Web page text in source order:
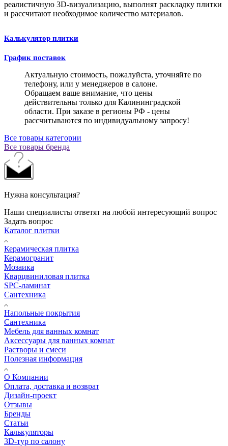
реалистичную 3D-визуализацию, выполнят раскладку плитки
и рассчитают необходимое количество материалов.
Калькулятор плитки
График поставок
Актуальную стоимость, пожалуйста, уточняйте по
телефону, или у менеджеров в салоне.
Обращаем ваше внимание, что цены
действительны только для Калининградской
области. При заказе в регионы РФ - цены
рассчитываются по индивидуальному запросу!
Все товары категории
Все товары бренда
Нужна консультация?
Наши специалисты ответят на любой интересующий вопрос
Задать вопрос
Каталог плитки
Керамическая плитка
Керамогранит
Мозаика
Кварцвиниловая плитка
SPC-ламинат
Сантехника
Напольные покрытия
Сантехника
Мебель для ванных комнат
Аксессуары для ванных комнат
Растворы и смеси
Полезная информация
О Компании
Оплата, доставка и возврат
Дизайн-проект
Отзывы
Бренды
Статьи
Калькуляторы
3D-тур по салону